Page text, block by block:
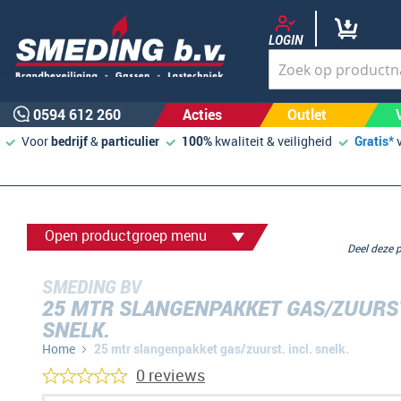
LOGIN
0594 612 260 Acties Outlet
Voorbedrijf&particulier 100% kwaliteit & veiligheid Gratis*
Open productgroep menu
SMEDING BV
25 MTR SLANGENPAKKET GAS/
SNELK.
Home 25 mtr slangenpakket gas/zuurst. incl. snelk.
Deel
0 reviews